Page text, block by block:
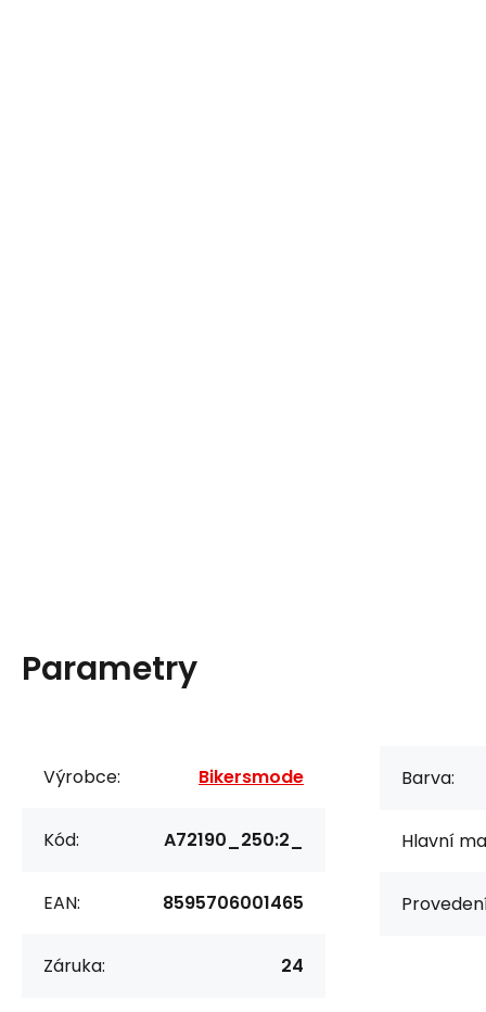
Parametry
Výrobce: Bikersmode
Kód: A72190_250:2_
EAN: 8595706001465
Záruka: 24
Barva:
Hlavní